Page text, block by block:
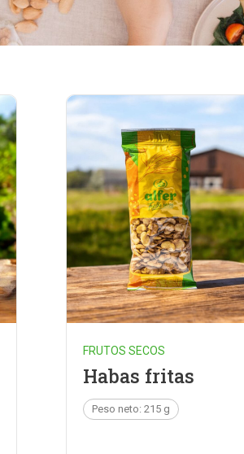
FRUTOS SECOS
Habas fritas
Peso neto: 215 g